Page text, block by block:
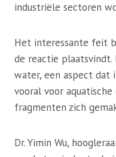
industriële sectoren
Het interessante feit
de reactie
water, een aspect dat
vooral voor
fragmenten zich
Dr. Yimin Wu,